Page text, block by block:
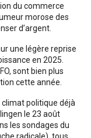
du commerce
morose des
d’argent.
une légère reprise
en 2025.
sont bien plus
cette année.
climat politique déjà
le 23 août
les sondages du